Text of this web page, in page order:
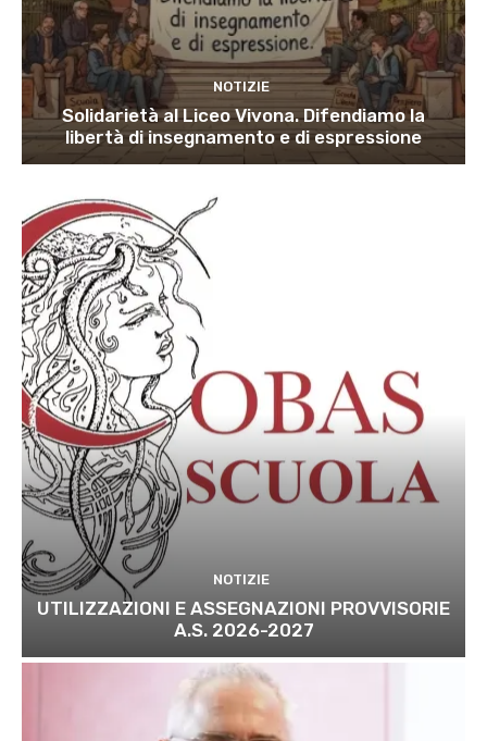
NOTIZIE
Solidarietà al Liceo Vivona. Difendiamo la
libertà di insegnamento e di espressione
NOTIZIE
UTILIZZAZIONI E ASSEGNAZIONI PROVVISORIE
A.S. 2026-2027